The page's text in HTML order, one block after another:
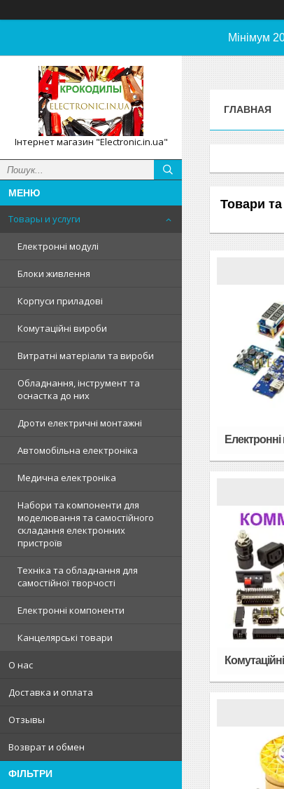
Мінімум
Інтернет магазин "Electronic.in.ua"
Товары и услуги
Електронні модулі
Блоки живлення
Корпуси приладові
Комутаційні вироби
Витратні матеріали та вироби
Обладнання, інструмент та
оснастка до них
Дроти електричні монтажні
Автомобільна електроніка
Медична електроніка
Набори та компоненти для
моделювання та самостійного
складання електронних
пристроїв
Техніка та обладнання для
самостійної творчості
Електронні компоненти
Канцелярські товари
О нас
Доставка и оплата
Отзывы
Возврат и обмен
ФІЛЬТРИ
ГЛАВНАЯ
Товари
Електронні